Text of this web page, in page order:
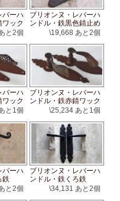
バーハ
ワック
と2個
ブリオンヌ・レバーハ
ンドル・鉄黒色錆止め
\19,668 あと2個
バーハ
ワック
と1個
ブリオンヌ・レバーハ
ンドル・鉄赤錆ワック
\25,234 あと1個
バーハ
鉄
と2個
ブリオンヌ・レバーハ
ンドル・鉄くろ鉄
\34,131 あと2個